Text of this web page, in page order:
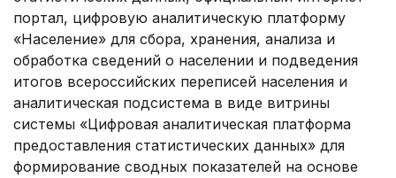
портал, цифровую аналитическую платформу
«Население» для сбора, хранения, анализа и
обработка сведений о населении и подведения
итогов всероссийских переписей населения и
аналитическая подсистема в виде витрины
системы «Цифровая аналитическая платформа
предоставления статистических данных» для
формирование сводных показателей на основе